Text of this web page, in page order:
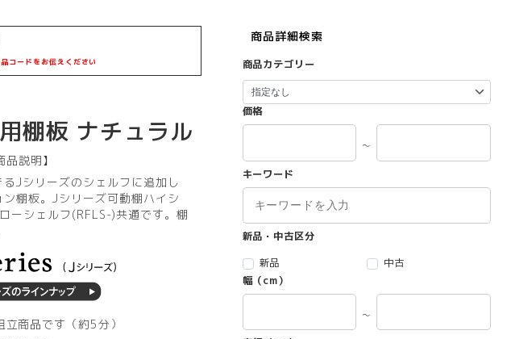
コードをお伝えください
棚板 ナチュラル
品説明】
Jシリーズのシェルフに追加し
棚板。Jシリーズ可動棚ハイシ
ーシェルフ(RFLS-)共通です。棚
立商品です（約5分）
商品詳細検索
商品カテゴリー
価格
～
キーワード
新品・中古区分
新品
中古
幅（cm）
～